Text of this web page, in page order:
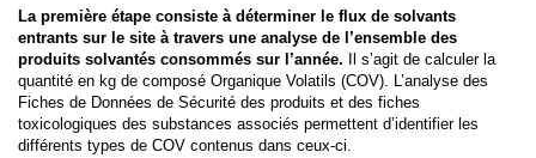
La première étape consiste à déterminer le flux de solvants
entrants sur le site à travers une analyse de l’ensemble des
produits solvantés consommés sur l’année. Il s’agit de calculer la
quantité en kg de composé Organique Volatils (COV). L’analyse des
Fiches de Données de Sécurité des produits et des fiches
toxicologiques des substances associés permettent d’identifier les
différents types de COV contenus dans ceux-ci.